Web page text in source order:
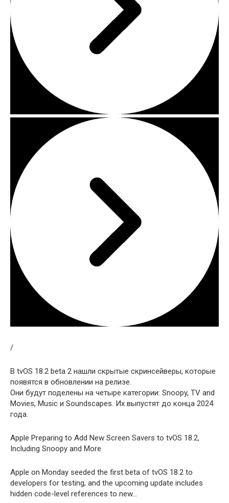
/
В tvOS 18.2 beta 2 нашли скрытые скринсейверы, которые
появятся в обновлении на релизе.
Они будут поделены на четыре категории: Snoopy, TV and
Movies, Music и Soundscapes. Их выпустят до конца 2024
года.
Apple Preparing to Add New Screen Savers to tvOS 18.2,
Including Snoopy and More
Apple on Monday seeded the first beta of tvOS 18.2 to
developers for testing, and the upcoming update includes
hidden code-level references to new…